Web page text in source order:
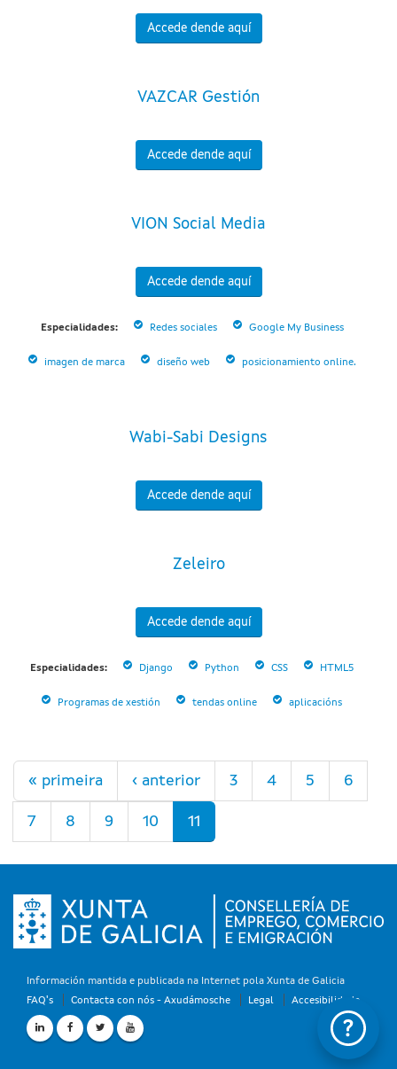
Accede dende aquí
VAZCAR Gestión
Accede dende aquí
VION Social Media
Accede dende aquí
Especialidades: Redes sociales Google My Business
imagen de marca diseño web posicionamiento online.
Wabi-Sabi Designs
Accede dende aquí
Zeleiro
Accede dende aquí
Especialidades: Django Python CSS HTML5
Programas de xestión tendas online aplicacións
Páxinas
« primeira ‹ anterior 3 4 5 6
7 8 9 10 11
Información mantida e publicada na Internet pola Xunta de Galicia
FAQ's
Contacta con nós - Axudámosche Legal Accesibilidade